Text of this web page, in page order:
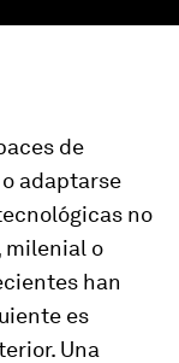
de
adaptarse
no
milenial o
han
es
Una